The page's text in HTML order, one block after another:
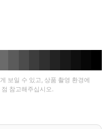
보일 수 있고, 상품 촬영 환경에
참고해주십시오.